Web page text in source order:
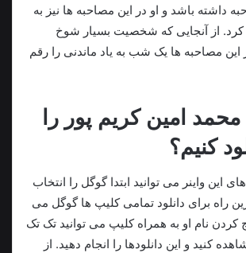
داشته باشد و او در این مصاحبه ها نیز به
از آنجایی که شخصیت بسیار شوخ‌
این مصاحبه ها یک شب به یاد ماندنی را رقم
امین کریم پور را
کنیم؟
این واینر می توانید ابتدا گوگل را انتخاب
راه برای دانلود تمامی کلیپ ها گوگل می
نام او به همراه کلیپ می توانید تک تک
کنید و این دانلودها را انجام دهید. از